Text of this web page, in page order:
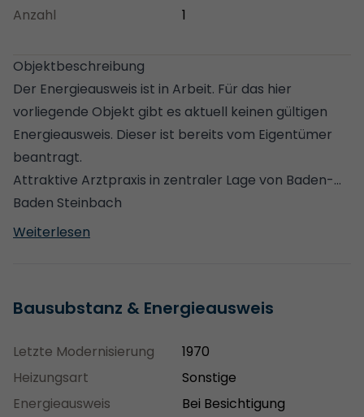
Anzahl
1
Objektbeschreibung
Der Energieausweis ist in Arbeit. Für das hier
vorliegende Objekt gibt es aktuell keinen gültigen
Energieausweis. Dieser ist bereits vom Eigentümer
beantragt.
Attraktive Arztpraxis in zentraler Lage von Baden-
Baden Steinbach
Diese gepflegte Praxisimmobilie befindet sich in
Gebäude wurde im Bungalowstil errichtet und bietet
Nutzung, was sowohl für Patienten als auch für
Personal besonders komfortabel ist. Die Praxis
verfügt über eine durchdachte Raumaufteilung mit
Weiterlesen
Bausubstanz & Energieausweis
Letzte Modernisierung
1970
Heizungsart
Sonstige
Energieausweis
Bei Besichtigung